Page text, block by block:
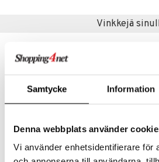
Samtycke Information
Denna webbplats använder
Vi använder enhetsidentifierare för
Vinkkejä